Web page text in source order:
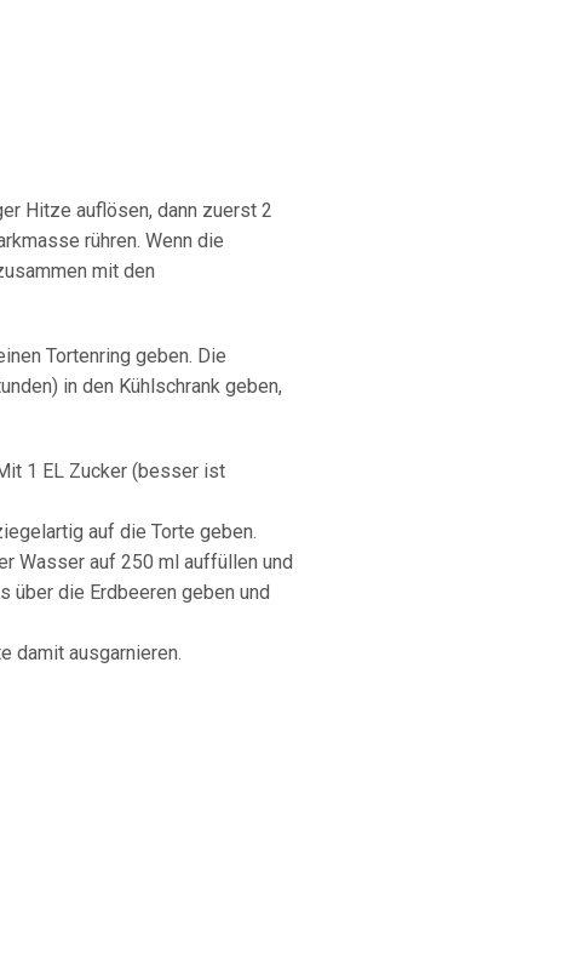
Hitze auflösen, dann zuerst 2
rühren. Wenn die
mit den
Tortenring geben. Die
in den Kühlschrank geben,
1 EL Zucker (besser ist
auf die Torte geben.
Wasser auf 250 ml auffüllen und
über die Erdbeeren geben und
damit ausgarnieren.